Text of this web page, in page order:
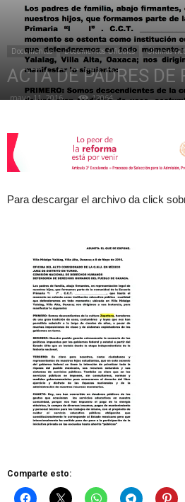
la
XXII
Documentos Documentos Oficiales Últimas
ACTA DE PADRES DE
mayo 11, 2016 12064
Para descargar el archivo da click
Comparte esto: